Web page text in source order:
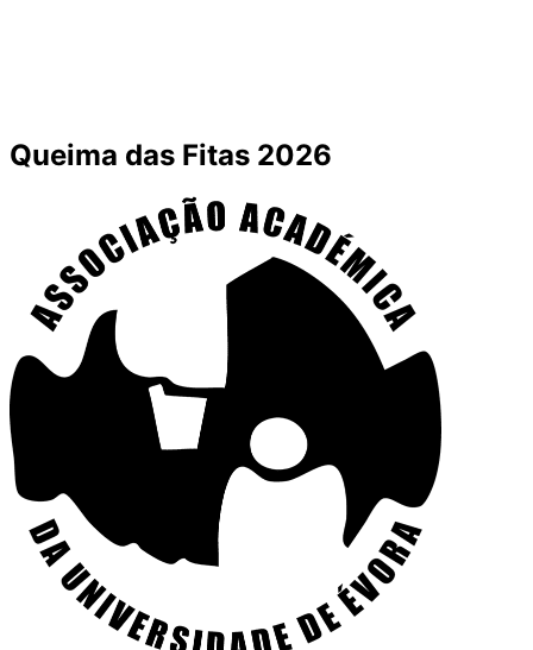
Queima das Fitas 2026